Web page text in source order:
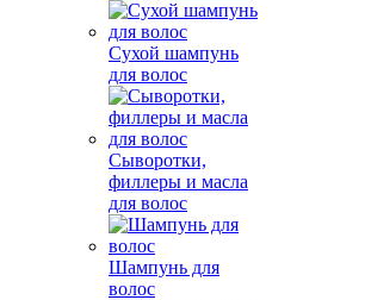
Сухой шампунь
для волос
Сыворотки,
филлеры и масла
для волос
Шампунь для
волос